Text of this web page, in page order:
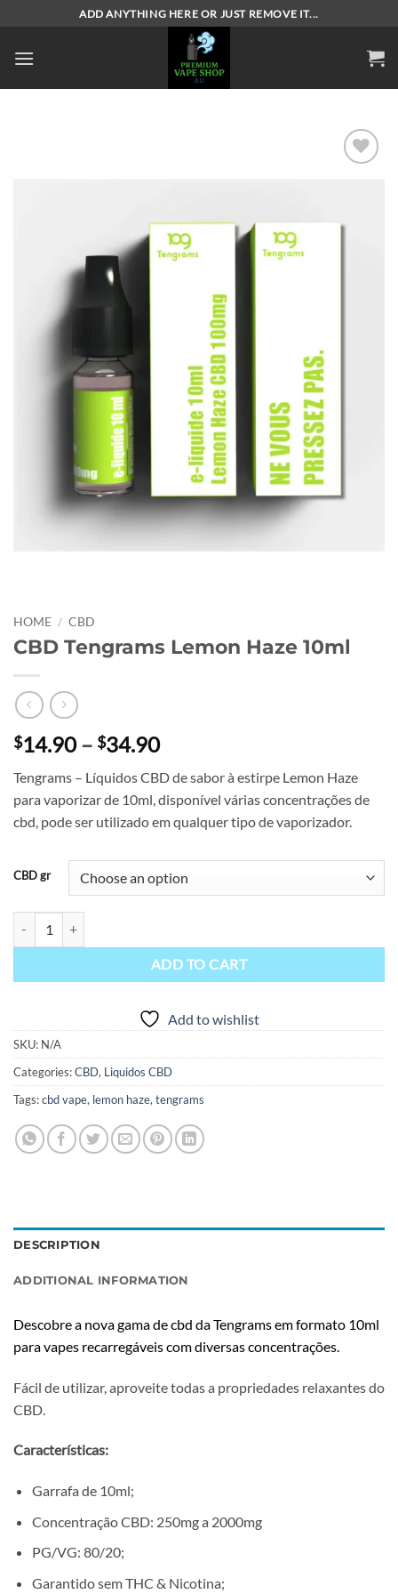
content
ADD ANYTHING HERE OR JUST REMOVE IT...
HOME / CBD
CBD Tengrams Lemon Haze 10ml
$14.90 – $34.90Price
$14.90
through
$34.90
Tengrams – Líquidos CBD de sabor à estirpe Lemon Haze
para vaporizar de 10ml, disponível várias concentrações de
cbd, pode ser utilizado em qualquer tipo de vaporizador.
CBD gr
ADD TO CART
Add to wishlist
SKU: N/A
Categories:CBD, Liquidos CBD
Tags:cbd vape, lemon haze, tengrams
DESCRIPTION
ADDITIONAL INFORMATION
Descobre a nova gama de cbd da Tengrams em formato 10ml
para vapes recarregáveis com diversas concentrações.
Fácil de utilizar, aproveite todas a propriedades relaxantes do
CBD.
Características:
Garrafa de 10ml;
Concentração CBD: 250mg a 2000mg
PG/VG: 80/20;
Garantido sem THC & Nicotina;